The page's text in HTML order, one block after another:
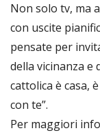
Non solo tv, ma
con uscite
pensate per
della vicinanza e
cattolica è casa,
con te”.
Per maggiori